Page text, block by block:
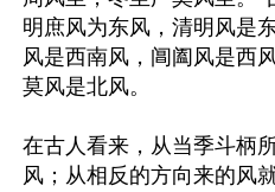
明庶风为东风，清明风是
风是西南风，阊阖风是西
莫风是北风。
在古人看来，从当季斗柄
风；从相反的方向来的风